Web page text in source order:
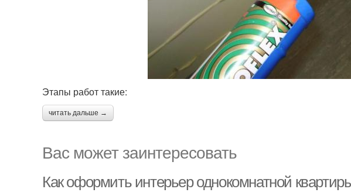
Этапы работ такие:
читать дальше →
Вас может заинтересовать
Как оформить интерьер однокомнатной